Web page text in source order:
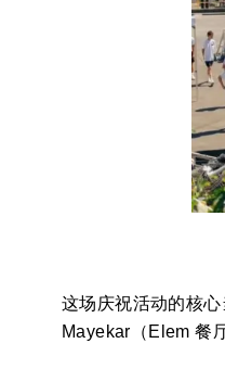
这场庆祝活动的核
Mayekar（Elem 餐